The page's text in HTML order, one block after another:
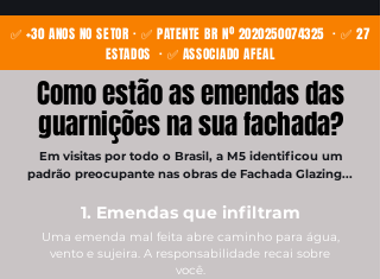
✅ +30 ANOS NO SETOR · ✅ PATENTE BR Nº2020250074325· ✅ 27
ESTADOS · ✅ ASSOCIADO AFEAL
Como estão as emendas das
guarnições na sua fachada?
Em visitas por todo o Brasil, a M5 identificou um
padrão preocupante nas obras de Fachada Glazing...
1. Emendas que infiltram
Uma emenda mal feita abre caminho para água,
vento e sujeira. A responsabilidade recai sobre
você.